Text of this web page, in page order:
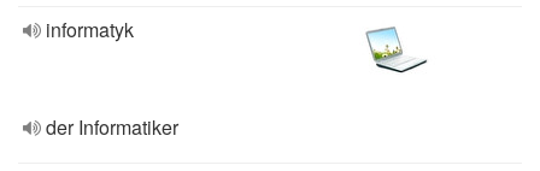
informatyk
der Informatiker